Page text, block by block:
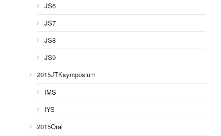
JS6
JS7
JS8
JS9
2015JTKsymposium
IMS
IYS
2015Oral